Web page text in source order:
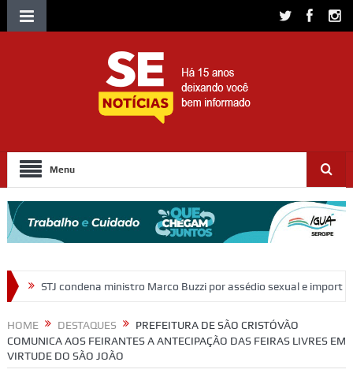
Menu
Marco Buzzi por assédio sexual e importunação Moradores
HOME DESTAQUES
PREFEITURA DE SÃO CRISTÓVÃO
COMUNICA AOS FEIRANTES A ANTECIPAÇÃO DAS FEIRAS LIVRES EM
VIRTUDE DO SÃO JOÃO